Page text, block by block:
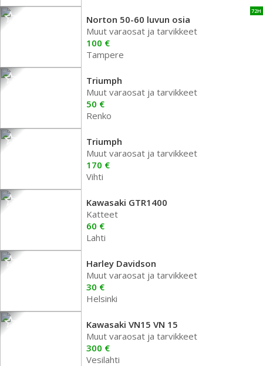
72H
Norton 50-60 luvun osia
Muut varaosat ja tarvikkeet
100 €
Tampere
Triumph
Muut varaosat ja tarvikkeet
50 €
Renko
Triumph
Muut varaosat ja tarvikkeet
170 €
Vihti
Kawasaki GTR1400
Katteet
60 €
Lahti
Harley Davidson
Muut varaosat ja tarvikkeet
30 €
Helsinki
Kawasaki VN15 VN 15
Muut varaosat ja tarvikkeet
300 €
Vesilahti